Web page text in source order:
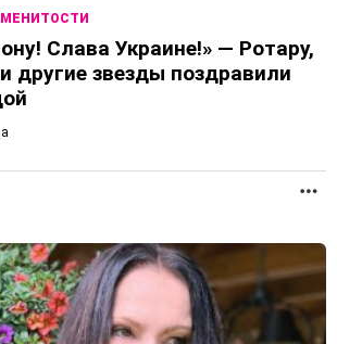
Слава Украине!» — Ротару,
другие звезды поздравили